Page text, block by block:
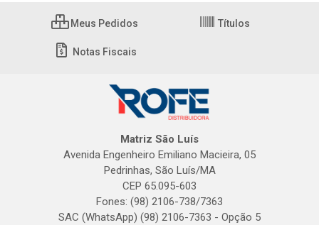
Meus Pedidos Títulos
Notas Fiscais
Matriz São Luís
Avenida Engenheiro Emiliano Macieira, 05
Pedrinhas, São Luís/MA
CEP 65.095-603
Fones: (98) 2106-738/7363
SAC (WhatsApp) (98) 2106-7363 - Opção 5